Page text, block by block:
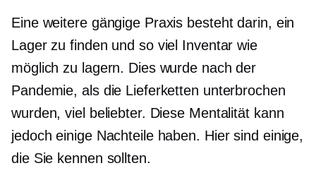
Eine weitere gängige Praxis besteht darin, ein
Lager zu finden und so viel Inventar wie
möglich zu lagern. Dies wurde nach der
Pandemie, als die Lieferketten unterbrochen
wurden, viel beliebter. Diese Mentalität kann
jedoch einige Nachteile haben. Hier sind einige,
die Sie kennen sollten.